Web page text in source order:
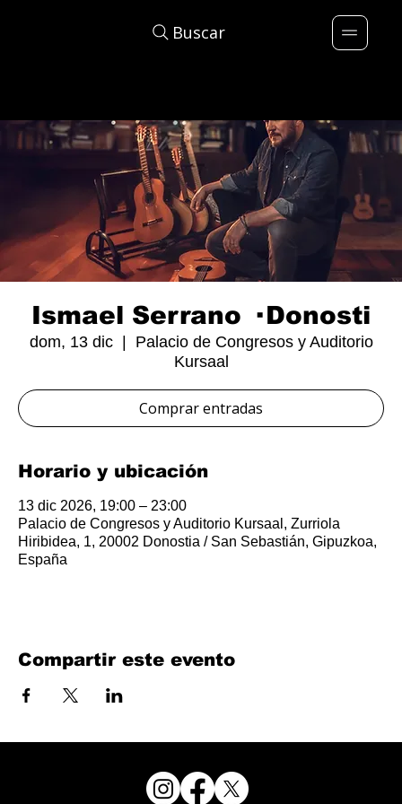
Buscar
Ismael Serrano · Donosti
dom, 13 dic
  |
Palacio de Congresos y Auditorio
Kursaal
Comprar entradas
Horario y ubicación
13 dic 2026, 19:00 – 23:00
Palacio de Congresos y Auditorio Kursaal, Zurriola
Hiribidea, 1, 20002 Donostia / San Sebastián, Gipuzkoa,
España
Compartir este evento